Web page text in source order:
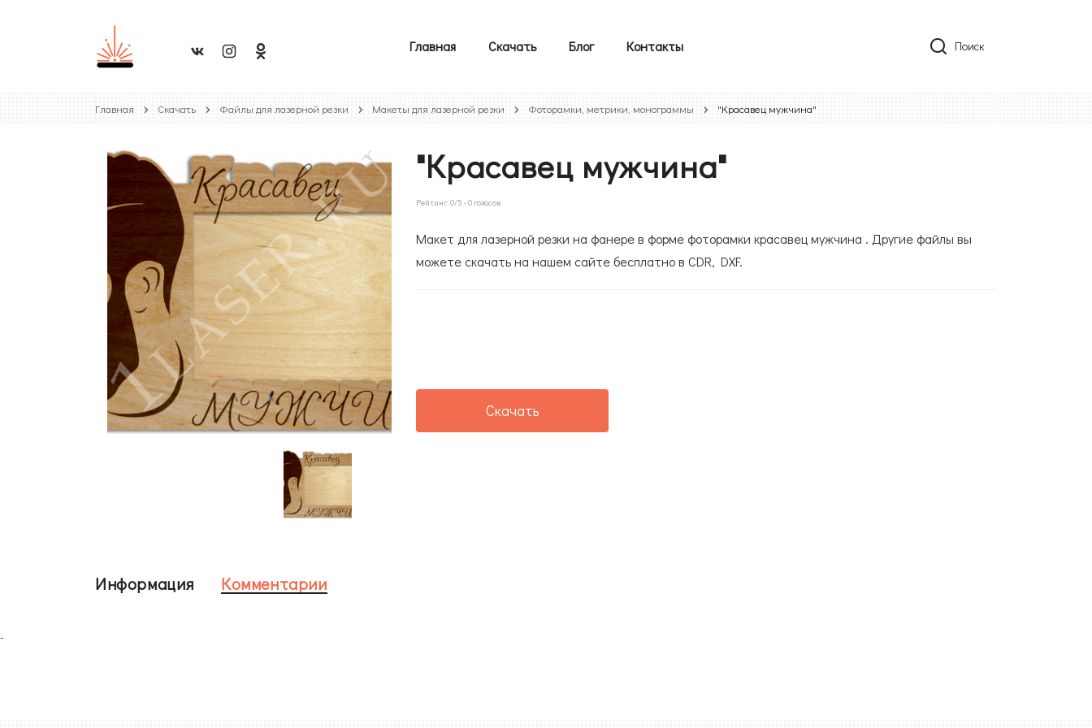
Главная Скачать Блог Контакты Поиск
Главная Скачать Файлы для лазерной резки Макеты для лазерной резки Фоторамки, метрики, монограммы "Красавец мужчина"
"Красавец мужчина"
Рейтинг:0/5 -0 голосов
Макет для лазерной резки на фанере в форме фоторамки красавец мужчина . Другие файлы вы
можете скачать на нашем сайте бесплатно в CDR, DXF.
Скачать
Информация Комментарии
-